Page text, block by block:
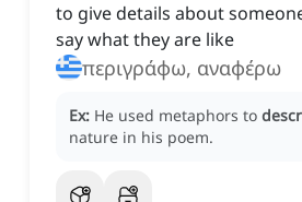
to give details about
say what they are like
περιγράφω, αναφέρω
Ex: He used metaphors to
nature in his poem.